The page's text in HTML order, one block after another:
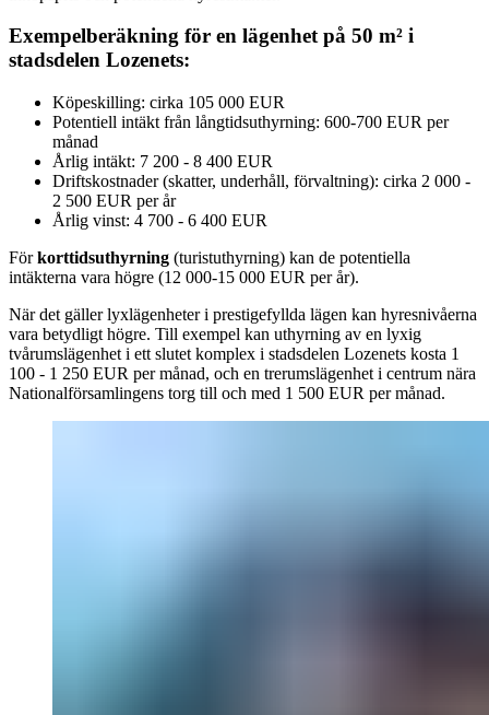
Exempelberäkning för en lägenhet på 50 m² i
stadsdelen Lozenets:
Köpeskilling: cirka 105 000 EUR
Potentiell intäkt från långtidsuthyrning: 600-700 EUR per
månad
Årlig intäkt: 7 200 - 8 400 EUR
Driftskostnader (skatter, underhåll, förvaltning): cirka 2 000 -
2 500 EUR per år
Årlig vinst: 4 700 - 6 400 EUR
Förkorttidsuthyrning (turistuthyrning) kan de potentiella
intäkterna vara högre (12 000-15 000 EUR per år).
När det gäller lyxlägenheter i prestigefyllda lägen kan hyresnivåerna
vara betydligt högre. Till exempel kan uthyrning av en lyxig
tvårumslägenhet i ett slutet komplex i stadsdelen Lozenets kosta 1
100 - 1 250 EUR per månad, och en trerumslägenhet i centrum nära
Nationalförsamlingens torg till och med 1 500 EUR per månad.